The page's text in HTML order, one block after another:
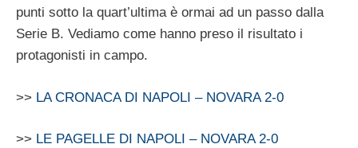
punti sotto la quart’ultima è ormai ad un passo dalla
Serie B. Vediamo come hanno preso il risultato i
protagonisti in campo.
>> LA CRONACA DI NAPOLI – NOVARA 2-0
>> LE PAGELLE DI NAPOLI – NOVARA 2-0